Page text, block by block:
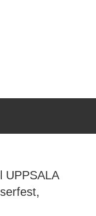
UPPSALA